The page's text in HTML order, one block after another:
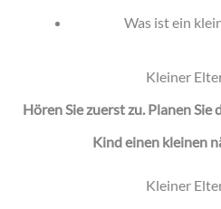
Was ist ein
Kleiner
Hören Sie zuerst zu. Planen
Kind einen kleinen
Kleiner